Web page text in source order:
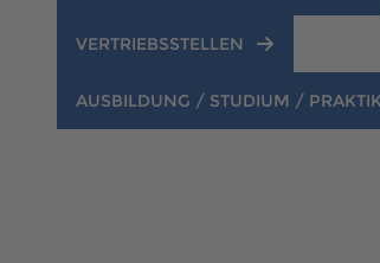
VERTRIEBSSTELLEN
AUSBILDUNG / STUDIUM /